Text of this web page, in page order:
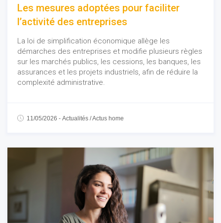
Les mesures adoptées pour faciliter
l’activité des entreprises
La loi de simplification économique allège les
démarches des entreprises et modifie plusieurs règles
sur les marchés publics, les cessions, les banques, les
assurances et les projets industriels, afin de réduire la
complexité administrative.
11/05/2026 - Actualités /Actus home